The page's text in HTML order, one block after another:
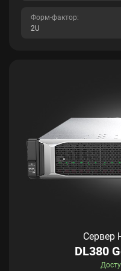
Форм-фактор:
2U
Сервер
DL380